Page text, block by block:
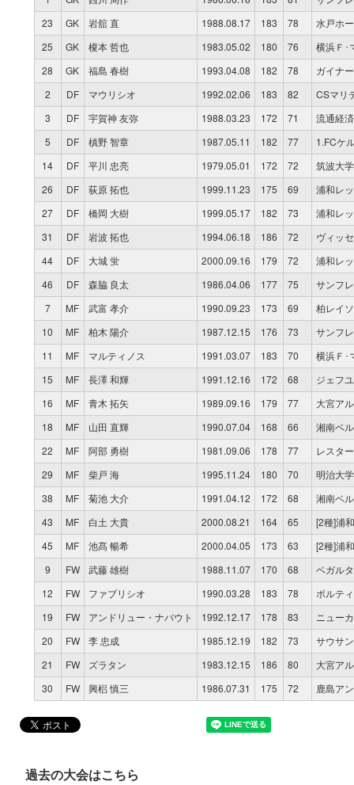
23
GK 岩舘 直 1988.08.17 183 78
水戸ホ
25
GK 榎本 哲也 1983.05.02 180 76
横浜Ｆ･
28
GK 福島 春樹 1993.04.08 182 78
ガイナ
2
DF マウリシオ 1992.02.06 183 82
CSマリ
3
DF 宇賀神 友弥 1988.03.23 172 71
流通経
5
DF 槙野 智章 1987.05.11 182 77
1.FCケ
14
DF 平川 忠亮 1979.05.01 172 72
筑波大学
26
DF 荻原 拓也 1999.11.23 175 69
浦和レ
27
DF 橋岡 大樹 1999.05.17 182 73
浦和レ
31
DF 岩波 拓也 1994.06.18 186 72
ヴィッ
44
DF 大城 蛍 2000.09.16 179 72
浦和レ
46
DF 森脇 良太 1986.04.06 177 75
サンフ
7
MF 武富 孝介 1990.09.23 173 69
柏レイ
10
MF 柏木 陽介 1987.12.15 176 73
サンフ
11
MF マルティノス 1991.03.07 183 70
横浜Ｆ･
15
MF 長澤 和輝 1991.12.16 172 68
ジェフ
16
MF 青木 拓矢 1989.09.16 179 77
大宮ア
18
MF 山田 直輝 1990.07.04 168 66
湘南ベ
22
MF 阿部 勇樹 1981.09.06 178 77
レスタ
29
MF 柴戸 海 1995.11.24 180 70
明治大学
38
MF 菊池 大介 1991.04.12 172 68
湘南ベ
43
MF 白土 大貴 2000.08.21 164 65
[2種]浦
45
MF 池髙 暢希 2000.04.05 173 63
[2種]浦
9
FW 武藤 雄樹 1988.11.07 170 68
ベガル
12
FW ファブリシオ 1990.03.28 183 78
ポルテ
19
FW アンドリュー・ナバウト 1992.12.17 178 83
ニュー
20
FW 李 忠成 1985.12.19 182 73
サウサ
21
FW ズラタン 1983.12.15 186 80
大宮ア
30
FW 興梠 慎三 1986.07.31 175 72 鹿島ア
過去の大会はこちら